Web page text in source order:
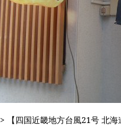
> 【四国近畿地方台風21号 北海